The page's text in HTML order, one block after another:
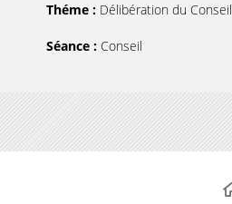
Théme : Délibération du Conseil
Séance : Conseil